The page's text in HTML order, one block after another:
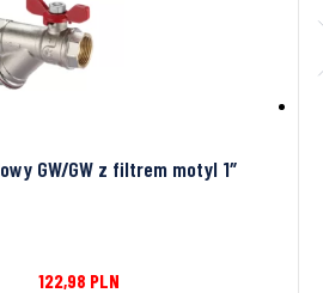
GW/GW z filtrem motyl 1″
122,98 PLN